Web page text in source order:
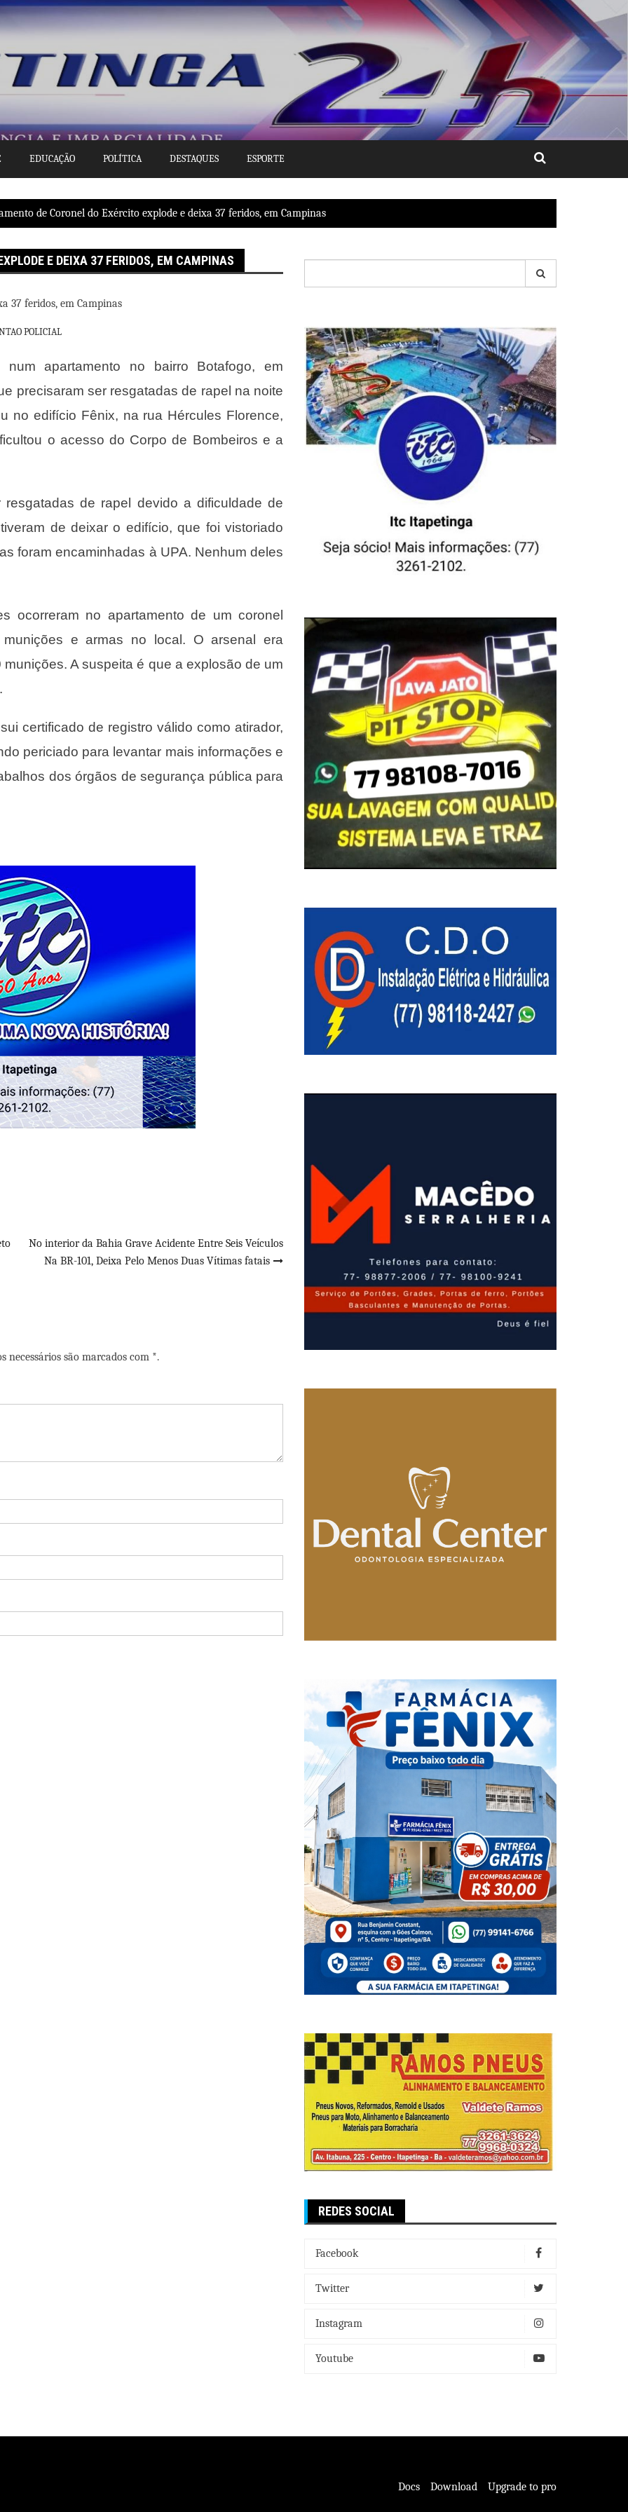
EDUCAÇÃO POLÍTICA DESTAQUES ESPORTE
de Coronel do Exército explode e deixa 37 feridos, em Campinas
E DEIXA 37 FERIDOS, EM CAMPINAS
POLICIAL
apartamento no bairro Botafogo, em
precisaram ser resgatadas de rapel na noite
no edifício Fênix, na rua Hércules Florence,
o acesso do Corpo de Bombeiros e a
de rapel devido a dificuldade de
de deixar o edifício, que foi vistoriado
foram encaminhadas à UPA. Nenhum deles
ocorreram no apartamento de um coronel
e armas no local. O arsenal era
A suspeita é que a explosão de um
certificado de registro válido como atirador,
periciado para levantar mais informações e
dos órgãos de segurança pública para
No interior da Bahia Grave Acidente Entre Seis Veículos
Na BR-101, Deixa Pelo Menos Duas Vítimas fatais
necessários são marcados com *.
por:
REDES SOCIAL
Facebook
Twitter
Instagram
Youtube
Docs Download Upgrade to pro